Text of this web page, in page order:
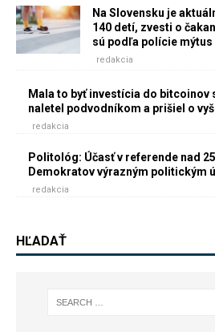
Na Slovensku je
140 detí, zvesti o
sú podľa polície mýtus
redakcia
Mala to byť investícia do bitcoinov
naletel podvodníkom a prišiel o
redakcia
Politológ: Účasť v referende nad
Demokratov výrazným politickým
redakcia
HĽADAŤ